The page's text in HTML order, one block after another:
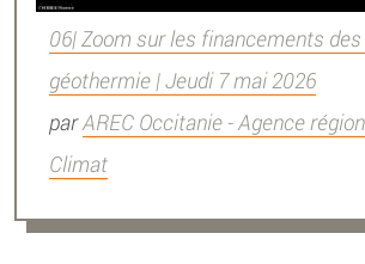
06| Zoom sur les financements
géothermie | Jeudi 7 mai 2026
parAREC Occitanie - Agence
Climat